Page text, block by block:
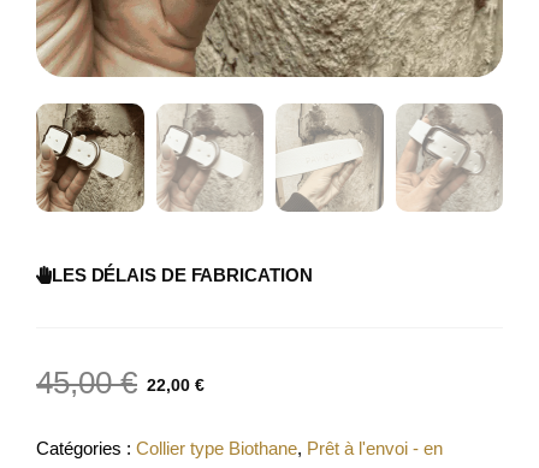
LES DÉLAIS DE FABRICATION
45,00€ 22,00 €
Catégories : Collier type Biothane, Prêt à l'envoi - en